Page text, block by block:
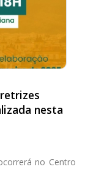
nesta
no Centro